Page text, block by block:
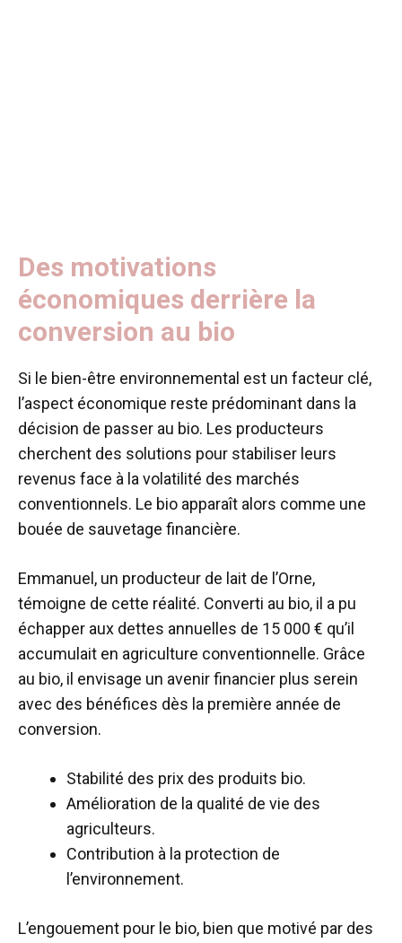
Des motivations
économiques derrière la
conversion au bio
Si le bien-être environnemental est un facteur clé,
l’aspect économique reste prédominant dans la
décision de passer au bio. Les producteurs
cherchent des solutions pour stabiliser leurs
revenus face à la volatilité des marchés
conventionnels. Le bio apparaît alors comme une
bouée de sauvetage financière.
Emmanuel, un producteur de lait de l’Orne,
témoigne de cette réalité. Converti au bio, il a pu
échapper aux dettes annuelles de 15 000 € qu’il
accumulait en agriculture conventionnelle. Grâce
au bio, il envisage un avenir financier plus serein
avec des bénéfices dès la première année de
conversion.
Stabilité des prix des produits bio.
Amélioration de la qualité de vie des
agriculteurs.
Contribution à la protection de
l’environnement.
L’engouement pour le bio, bien que motivé par des